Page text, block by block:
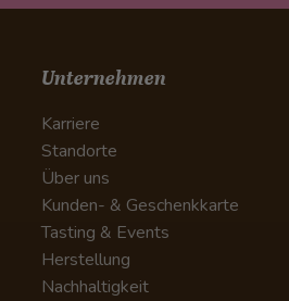
Unternehmen
Karriere
Standorte
Über uns
Kunden- & Geschenkkarte
Tasting & Events
Herstellung
Nachhaltigkeit